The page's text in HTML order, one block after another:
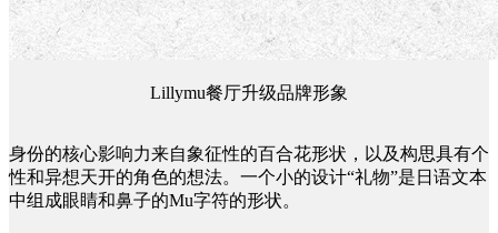
Lillymu餐厅升级品牌形象
身份的核心影响力来自象征性的百合花形状，以及构思具有个
性和异想天开的角色的想法。一个小的设计“礼物”是日语文本
中组成眼睛和鼻子的Mu字符的形状。